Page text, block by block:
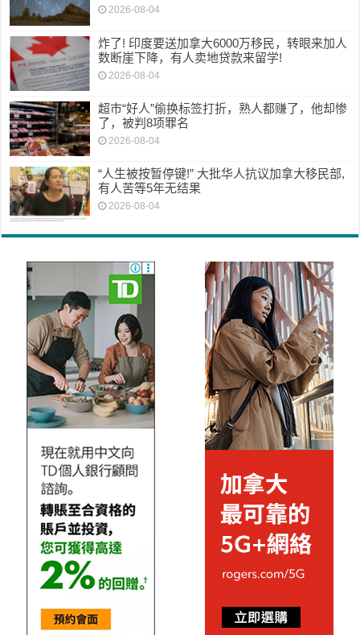
2026-08-04
炸了! 印度要送加拿大6000万移民，转眼来加人
数断崖下降，有人卖地贷款来留学!
2026-08-04
超市“好人”偷换标签打折，熟人都赚了，他却惨
了，被判8项罪名
2026-08-04
“人生被按暂停键!” 大批华人抗议加拿大移民部,
有人苦等5年无结果
2026-08-04